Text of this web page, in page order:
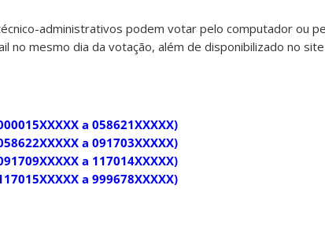
administrativos podem votar pelo computador ou
no mesmo dia da votação, além de disponibilizado no
a 058621XXXXX)
a 091703XXXXX)
a 117014XXXXX)
a 999678XXXXX)